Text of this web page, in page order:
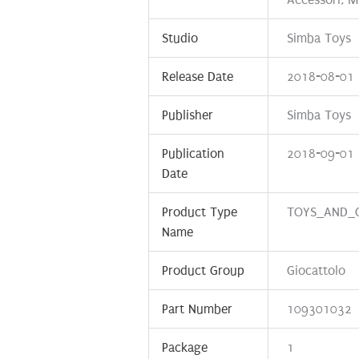
Studio Simba Toys
Release Date 2018-08-01
Publisher Simba Toys
Publication
Date
2018-09-01
Product Type
Name
Product Group Giocattolo
Part Number 109301032
Package
1